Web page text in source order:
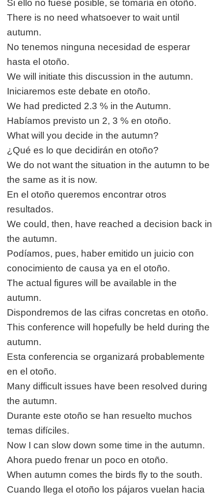
Si ello no fuese posible, se tomaría en otoño.
There is no need whatsoever to wait until
autumn.
No tenemos ninguna necesidad de esperar
hasta el otoño.
We will initiate this discussion in the autumn.
Iniciaremos este debate en otoño.
We had predicted 2.3 % in the Autumn.
Habíamos previsto un 2, 3 % en otoño.
What will you decide in the autumn?
¿Qué es lo que decidirán en otoño?
We do not want the situation in the autumn to be
the same as it is now.
En el otoño queremos encontrar otros
resultados.
We could, then, have reached a decision back in
the autumn.
Podíamos, pues, haber emitido un juicio con
conocimiento de causa ya en el otoño.
The actual figures will be available in the
autumn.
Dispondremos de las cifras concretas en otoño.
This conference will hopefully be held during the
autumn.
Esta conferencia se organizará probablemente
en el otoño.
Many difficult issues have been resolved during
the autumn.
Durante este otoño se han resuelto muchos
temas difíciles.
Now I can slow down some time in the autumn.
Ahora puedo frenar un poco en otoño.
When autumn comes the birds fly to the south.
Cuando llega el otoño los pájaros vuelan hacia